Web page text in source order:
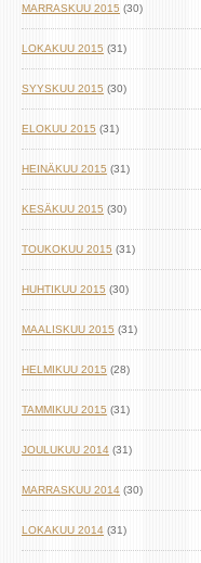
MARRASKUU 2015 (30)
LOKAKUU 2015 (31)
SYYSKUU 2015 (30)
ELOKUU 2015 (31)
HEINÄKUU 2015 (31)
KESÄKUU 2015 (30)
TOUKOKUU 2015 (31)
HUHTIKUU 2015 (30)
MAALISKUU 2015 (31)
HELMIKUU 2015 (28)
TAMMIKUU 2015 (31)
JOULUKUU 2014 (31)
MARRASKUU 2014 (30)
LOKAKUU 2014 (31)